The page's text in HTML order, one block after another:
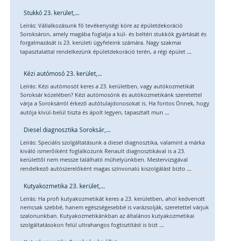
Stukkó 23. kerület,...
Leírás: Vállalkozásunk fő tevékenységi köre az épületdekoráció
Soroksáron, amely magába foglalja a kül- és beltéri stukkók gyártását és
forgalmazását is 23. kerületi ügyfeleink számára. Nagy szakmai
tapasztalattal rendelkezünk épületdekoráció terén, a régi épület ...
Kézi autómosó 23. kerület,...
Leírás: Kézi autómosót keres a 23. kerületben, vagy autókozmetikát
Soroksár közelében? Kézi autómosónk és autókozmetikánk szeretettel
várja a Soroksárról érkező autótulajdonosokat is. Ha fontos Önnek, hogy
autója kívül-belül tiszta és ápolt legyen, tapasztalt mun ...
Diesel diagnosztika Soroksár,...
Leírás: Speciális szolgáltatásunk a diesel diagnosztika, valamint a márka
kiváló ismerőiként foglalkozunk Renault diagnosztikával is a 23.
kerülettől nem messze található műhelyünkben. Mestervizsgával
rendelkező autószerelőként magas színvonalú kiszolgálást bizto ...
Kutyakozmetika 23. kerület,...
Leírás: Ha profi kutyakozmetikát keres a 23. kerületben, ahol kedvencét
nemcsak szebbé, hanem egészségesebbé is varázsolják, szeretettel várjuk
szalonunkban. Kutyakozmetikánkban az általános kutyakozmetikai
szolgáltatásokon felül ultrahangos fogtisztítást is bizt ...